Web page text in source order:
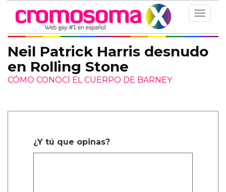
Toggle
Neil Patrick Harris desnudo
en Rolling Stone
CÓMO CONOCÍ EL CUERPO DE BARNEY
¿Y tú que opinas?